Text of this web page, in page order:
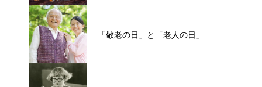
「敬老の日」と「老人の日」